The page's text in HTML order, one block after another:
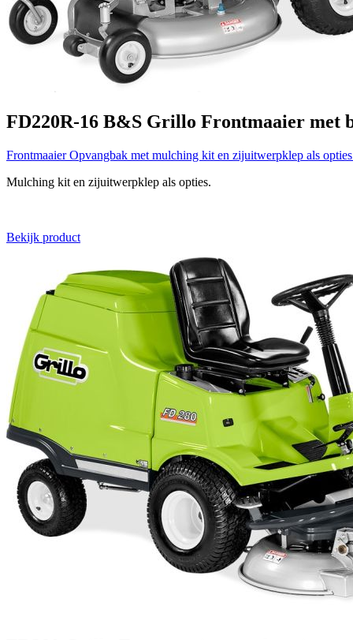
FD220R-16 B&S Grillo Frontmaaier met
FrontmaaierOpvangbak met mulching kit en zijuitwerpklep als
Mulching kit en zijuitwerpklep als opties.
Bekijk product